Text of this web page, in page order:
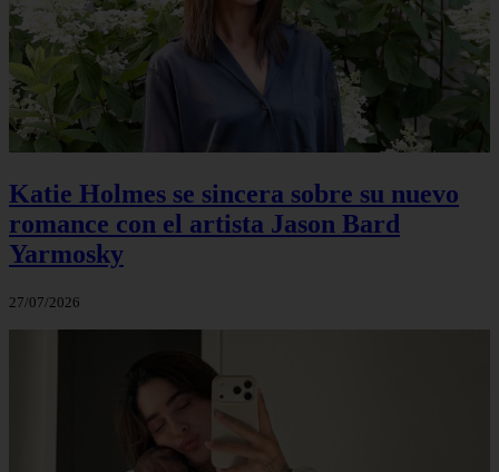
Katie Holmes se sincera sobre su nuevo
romance con el artista Jason Bard
Yarmosky
27/07/2026